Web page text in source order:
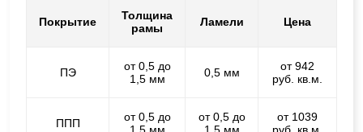
Покрытие
Толщина
рамы
Ламели Цена
ПЭ
от 0,5 до
1,5 мм
0,5 мм
от 942
руб. кв.м.
ППП
от 0,5 до
от 0,5 до
от 1039